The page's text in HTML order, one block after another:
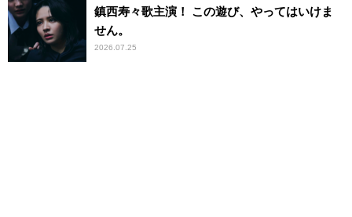
鎮西寿々歌主演！ この遊び、やってはいけま
せん。
2026.07.25